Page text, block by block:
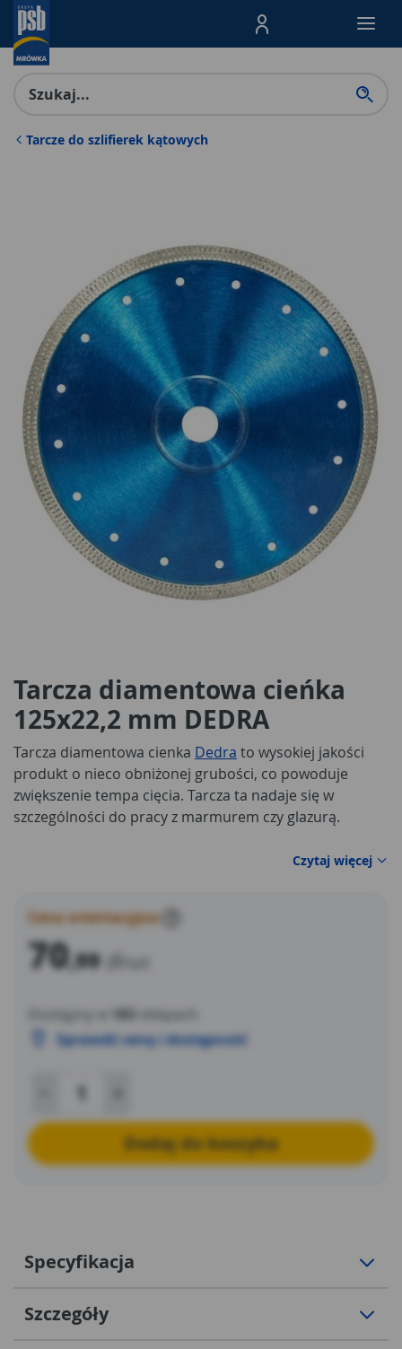
Menu Produktów,
Tarcze do szlifierek kątowych
Tarcza diamentowa cieńka
125x22,2 mm DEDRA
Tarcza diamentowa cienka Dedra to wysokiej jakości
produkt o nieco obniżonej grubości, co powoduje
zwiększenie tempa cięcia. Tarcza ta nadaje się w
szczególności do pracy z marmurem czy glazurą.
Czytaj więcej
Cena orientacyjna
70,99 zł
Dostępny w 183
sklepach
Sprawdź cenę i dostępność
Dodaj do koszyka
Specyfikacja
Szczegóły